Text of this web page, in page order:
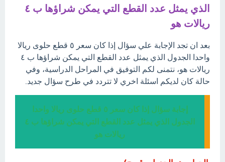
الذي يمثل عدد القطع التي يمكن شراؤها ب ٤
ريالات هو
بعد ان تجد الإجابة علي سؤال إذا كان سعر ٥ قطع حلوى ريالا
واحدا الجدول الذي يمثل عدد القطع التي يمكن شراؤها ب ٤
ريالات هو، نتمنى لكم التوفيق في المراحل الدراسية، وفي
حالة كان لديكم اسئلة اخري لا تتردد في طرح سؤال جديد.
إجابة سؤال إذا كان سعر ٥ قطع حلوى ريالا واحدا
الجدول الذي يمثل عدد القطع التي يمكن شراؤها ب ٤
ريالات هو